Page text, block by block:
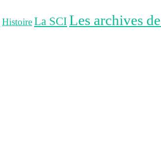
HistoireLa SCILes archives